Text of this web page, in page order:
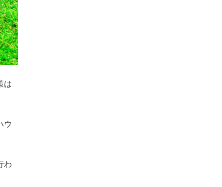
は
ウ
わ